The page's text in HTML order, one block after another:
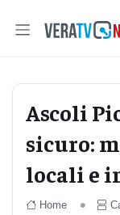
Ascoli
sicuro:
locali e
Home